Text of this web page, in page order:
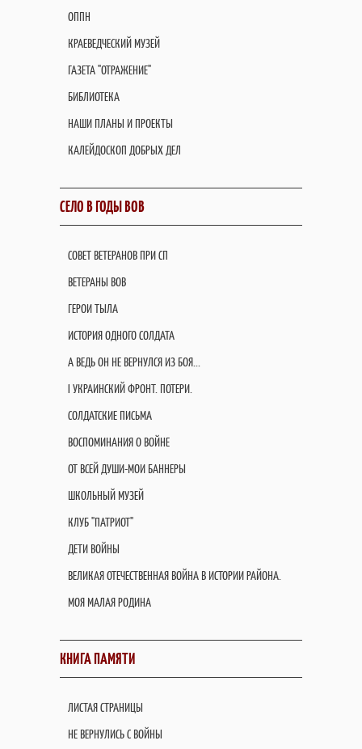
ОППН
КРАЕВЕДЧЕСКИЙ МУЗЕЙ
ГАЗЕТА "ОТРАЖЕНИЕ"
БИБЛИОТЕКА
НАШИ ПЛАНЫ И ПРОЕКТЫ
КАЛЕЙДОСКОП ДОБРЫХ ДЕЛ
СЕЛО В ГОДЫ ВОВ
СОВЕТ ВЕТЕРАНОВ ПРИ СП
ВЕТЕРАНЫ ВОВ
ГЕРОИ ТЫЛА
ИСТОРИЯ ОДНОГО СОЛДАТА
А ВЕДЬ ОН НЕ ВЕРНУЛСЯ ИЗ БОЯ...
I УКРАИНСКИЙ ФРОНТ. ПОТЕРИ.
СОЛДАТСКИЕ ПИСЬМА
ВОСПОМИНАНИЯ О ВОЙНЕ
ОТ ВСЕЙ ДУШИ-МОИ БАННЕРЫ
ШКОЛЬНЫЙ МУЗЕЙ
КЛУБ "ПАТРИОТ"
ДЕТИ ВОЙНЫ
ВЕЛИКАЯ ОТЕЧЕСТВЕННАЯ ВОЙНА В ИСТОРИИ РАЙОНА.
МОЯ МАЛАЯ РОДИНА
КНИГА ПАМЯТИ
ЛИСТАЯ СТРАНИЦЫ
НЕ ВЕРНУЛИСЬ С ВОЙНЫ